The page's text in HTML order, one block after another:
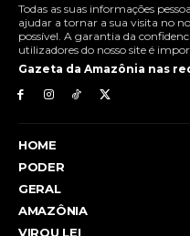
Todas as suas informações
ajudar a tornar a sua visita no
possível. A garantia da
utilizadores do nosso site é
Gazeta da Amazônia nas
HOME
PODER
GERAL
AMAZÔNIA
VIROU LEI